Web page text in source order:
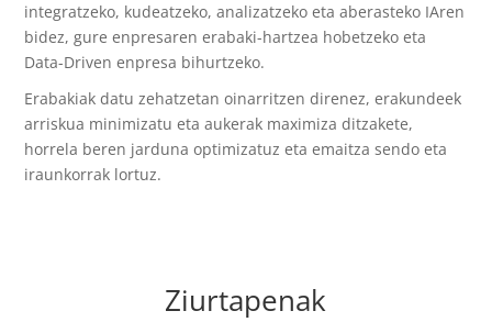
integratzeko, kudeatzeko, analizatzeko eta aberasteko IAren
bidez, gure enpresaren erabaki-hartzea hobetzeko eta
Data-Driven enpresa bihurtzeko.
Erabakiak datu zehatzetan oinarritzen direnez, erakundeek
arriskua minimizatu eta aukerak maximiza ditzakete,
horrela beren jarduna optimizatuz eta emaitza sendo eta
iraunkorrak lortuz.
Ziurtapenak